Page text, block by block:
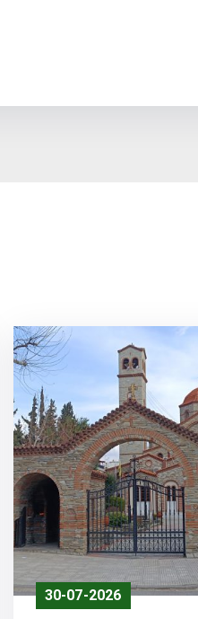
30-07-2026